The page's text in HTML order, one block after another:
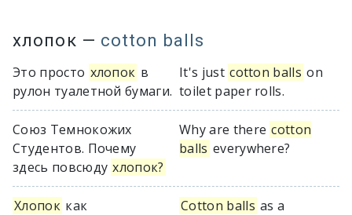
хлопок — cotton balls
Это просто хлопок в
рулон туалетной бумаги.
It's just cotton balls on
toilet paper rolls.
Союз Темнокожих
Студентов. Почему
здесь повсюду хлопок?
Why are there cotton
balls everywhere?
Хлопок как
Cotton balls as a